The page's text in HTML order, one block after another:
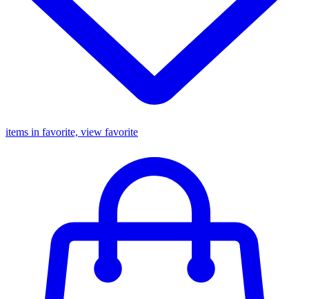
items in favorite, view favorite